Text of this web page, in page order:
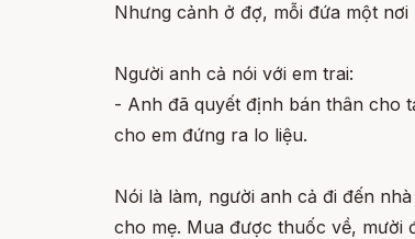
Nhưng cảnh ở đợ, mỗi đứa một
Người anh cả nói với em trai:
- Anh đã quyết định bán thân cho
cho em đứng ra lo liệu.
Nói là làm, người anh cả đi đến
cho mẹ. Mua được thuốc về, mười